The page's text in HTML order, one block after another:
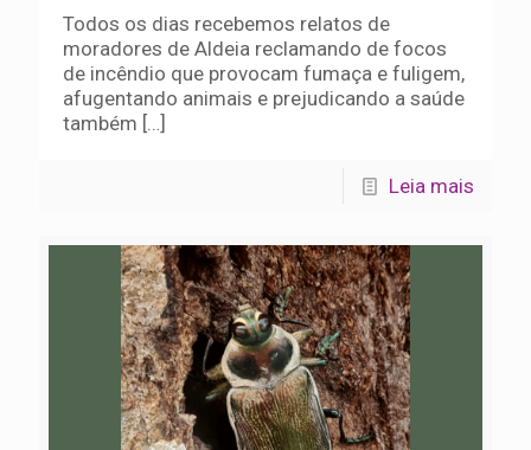
Todos os dias recebemos relatos de
moradores de Aldeia reclamando de focos
de incêndio que provocam fumaça e fuligem,
afugentando animais e prejudicando a saúde
também […]
Leia mais